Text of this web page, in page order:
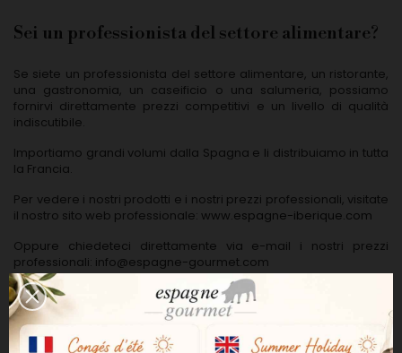
Sei un professionista del settore alimentare?
Se siete un professionista del settore alimentare, un ristorante,
una gastronomia, un caseificio o una salumeria, possiamo
fornirvi direttamente prezzi competitivi e un livello di qualità
indiscutibile.
Importiamo grandi volumi dalla Spagna e li distribuiamo in tutta
la Francia.
Per vedere i nostri prodotti e i nostri prezzi professionali, visitate
il nostro sito web professionale: www.espagne-iberique.com
Oppure chiedeteci direttamente via e-mail i nostri prezzi
professionali: info@espagne-gourmet.com
Distributore-grossista dei migliori salumi
spagnoli.